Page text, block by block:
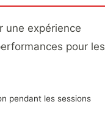
une expérience
pour les
pendant les sessions